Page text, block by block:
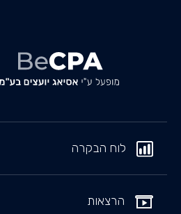
לוח הבקרה
הרצאות